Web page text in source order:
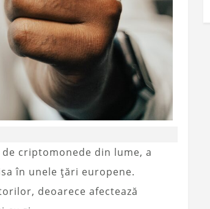
criptomonede din lume, a
în unele țări europene.
deoarece afectează